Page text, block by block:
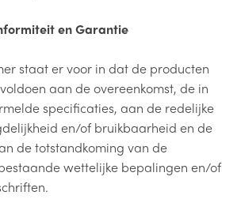
en Garantie
staat er voor in dat de producten
aan de overeenkomst, de in
specificaties, aan de redelijke
en/of bruikbaarheid en de
de totstandkoming van de
wettelijke bepalingen en/of